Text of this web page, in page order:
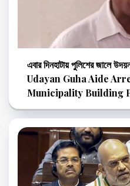
এবার দিনহাটায় পুলিশের জালে
Udayan Guha Aide
Municipality Building